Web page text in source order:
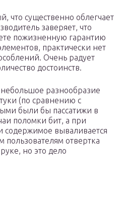
что существенно облегчает
заверяет, что
пожизненную гарантию
практически нет
Очень радует
достоинств.
разнообразие
(по сравнению с
были бы пассатижи в
поломки бит, а при
содержимое вываливается
отвертка
но это дело